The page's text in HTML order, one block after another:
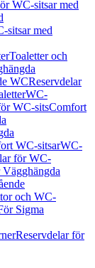
WC-sitsar med
sitsar med
Toaletter och
WCReservdelar
WC-
WC-sitsComfort
WC-sitsarWC-
för WC-
och WC-
Sigma
Reservdelar för